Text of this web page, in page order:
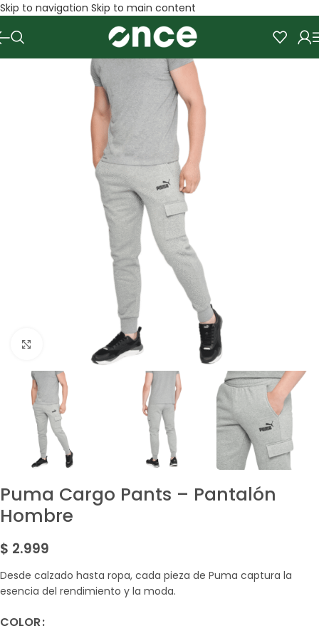
Skip to navigation Skip to main content
Amplía la Imagen
Puma Cargo Pants – Pantalón
Hombre
$ 2.999
Desde calzado hasta ropa, cada pieza de Puma captura la
esencia del rendimiento y la moda.
COLOR